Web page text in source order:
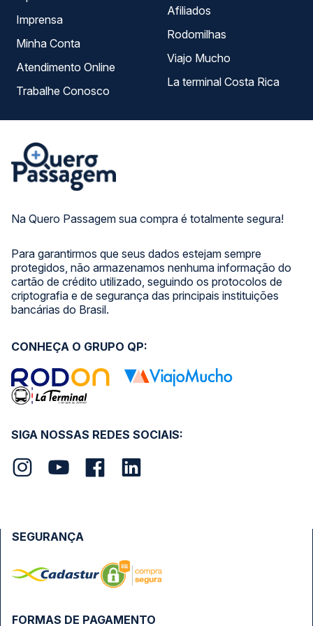
Na Quero Passagem sua compra é totalmente segura!
Para garantirmos que seus dados estejam sempre
protegidos, não armazenamos nenhuma informação do
cartão de crédito utilizado, seguindo os protocolos de
criptografia e de segurança das principais instituições
bancárias do Brasil.
Imprensa
Minha Conta
Atendimento Online
Trabalhe Conosco
Afiliados
Rodomilhas
Viajo Mucho
La terminal Costa Rica
SIGA NOSSAS REDES SOCIAIS:
CONHEÇA O GRUPO QP:
FORMAS DE PAGAMENTO
SEGURANÇA